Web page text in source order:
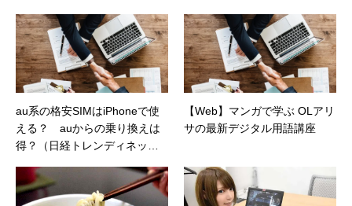
au系の格安SIMはiPhoneで使
える？ auからの乗り換えは
得？（日経トレンディネッ
【Web】マンガで学ぶ OLアリ
サの最新デジタル用語講座